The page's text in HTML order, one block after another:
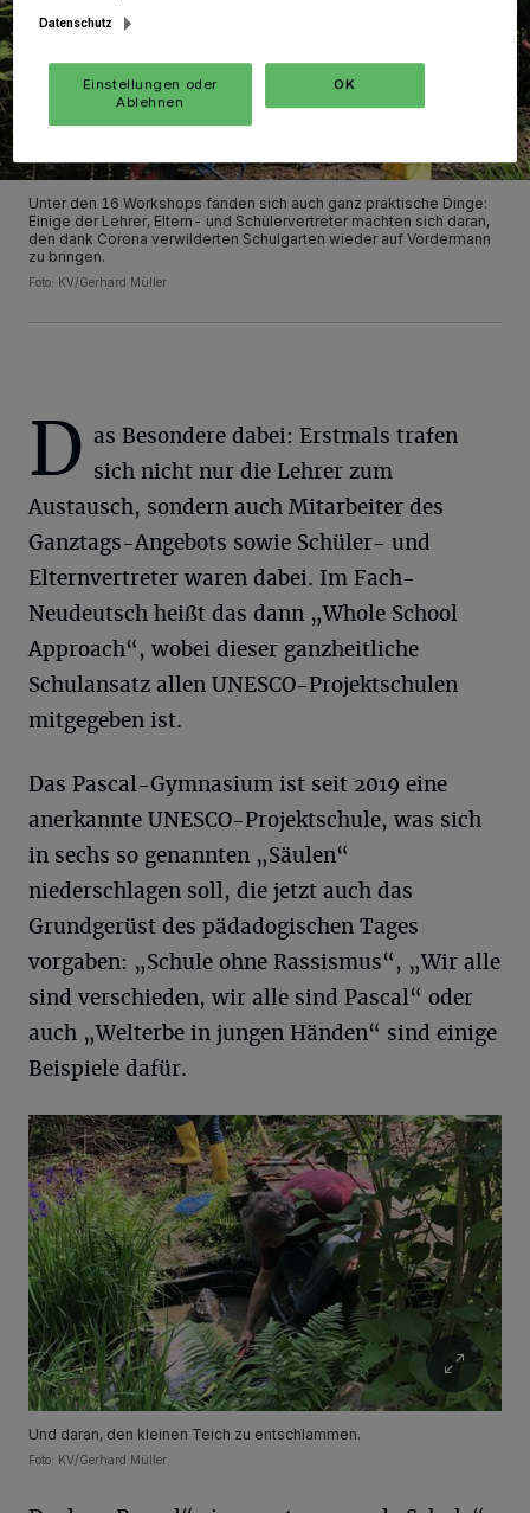
Unter den 16 Workshops fanden sich auch ganz praktische Dinge:
Einige der Lehrer, Eltern- und Schülervertreter machten sich daran,
den dank Corona verwilderten Schulgarten wieder auf Vordermann
zu bringen.
Foto: KV/Gerhard Müller
D as Besondere dabei: Erstmals trafen
sich nicht nur die Lehrer zum
Austausch, sondern auch Mitarbeiter des
Ganztags-Angebots sowie Schüler- und
Elternvertreter waren dabei. Im Fach-
Neudeutsch heißt das dann „Whole School
Approach“, wobei dieser ganzheitliche
Schulansatz allen UNESCO-Projektschulen
mitgegeben ist.
Das Pascal-Gymnasium ist seit 2019 eine
anerkannte UNESCO-Projektschule, was sich
in sechs so genannten „Säulen“
niederschlagen soll, die jetzt auch das
Grundgerüst des pädadogischen Tages
vorgaben: „Schule ohne Rassismus“, „Wir alle
sind verschieden, wir alle sind Pascal“ oder
auch „Welterbe in jungen Händen“ sind einige
Beispiele dafür.
Und daran, den kleinen Teich zu entschlammen.
Foto: KV/Gerhard Müller
Datenschutz
Einstellungen oder
Ablehnen
OK